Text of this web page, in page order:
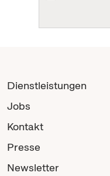
Dienstleistungen
Jobs
Kontakt
Presse
Newsletter